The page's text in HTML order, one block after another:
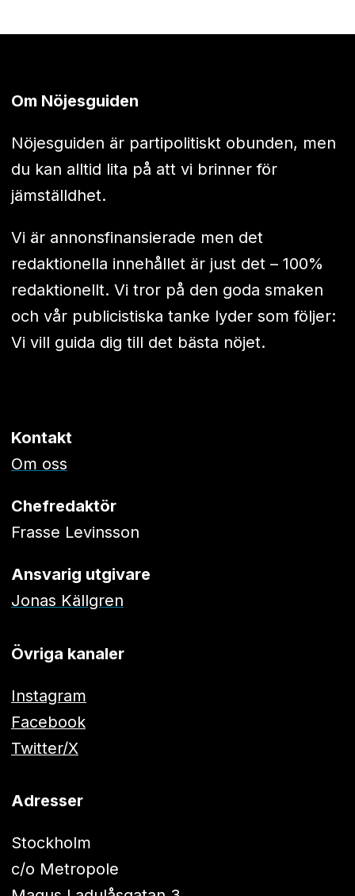
Om Nöjesguiden
Nöjesguiden är partipolitiskt obunden, men
du kan alltid lita på att vi brinner för
jämställdhet.
Vi är annonsfinansierade men det
redaktionella innehållet är just det – 100%
redaktionellt. Vi tror på den goda smaken
och vår publicistiska tanke lyder som följer:
Vi vill guida dig till det bästa nöjet.
Kontakt
Om oss
Chefredaktör
Frasse Levinsson
Ansvarig utgivare
Jonas Källgren
Övriga kanaler
Instagram
Facebook
Twitter/X
Adresser
Stockholm
c/o Metropole